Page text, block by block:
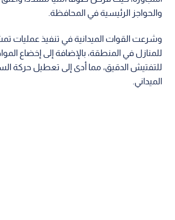
والحواجز الرئيسية في المحافظة.
وشرعت القوات الميدانية في تنفيذ عمليات
للمنازل في المنطقة، بالإضافة إلى إخضاع
للتفتيش الدقيق، مما أدى إلى تعطيل حركة
الميداني.